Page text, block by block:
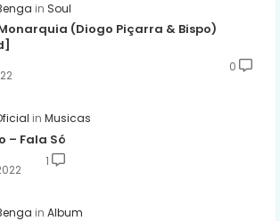
Soul
(Diogo Piçarra & Bispo)
0
Musicas
– Fala Só
1
Album